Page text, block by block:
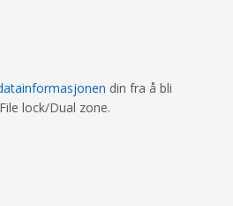
din fra å bli
lock/Dual zone.